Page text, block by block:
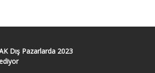
Dış Pazarlarda 2023